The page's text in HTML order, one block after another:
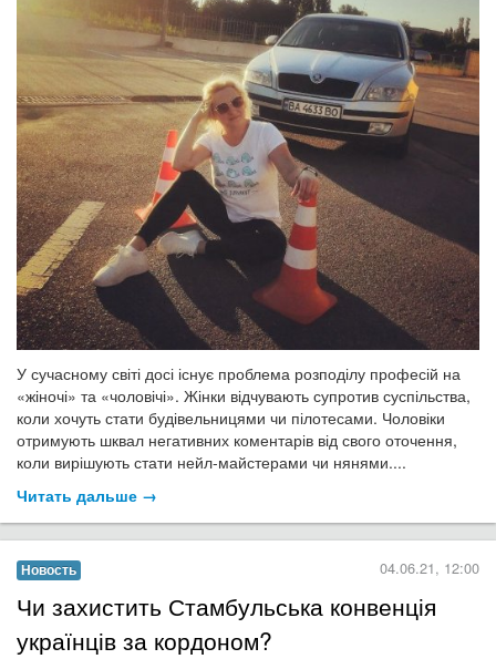
У сучасному світі досі існує проблема розподілу професій на
«жіночі» та «чоловічі». Жінки відчувають супротив суспільства,
коли хочуть стати будівельницями чи пілотесами. Чоловіки
отримують шквал негативних коментарів від свого оточення,
коли вирішують стати нейл-майстерами чи нянями....
Читать дальше →
Новость 04.06.21, 12:00
Чи захистить Стамбульська конвенція
українців за кордоном?